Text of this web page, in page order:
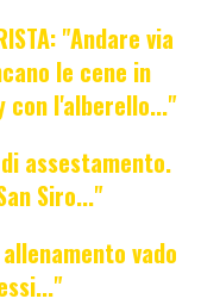
"Andare via
le cene in
con l'alberello..."
di assestamento.
Siro..."
allenamento vado